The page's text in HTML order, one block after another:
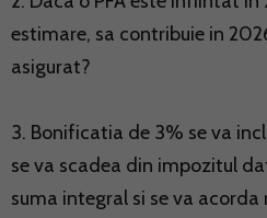
estimare, sa contribuie in
asigurat?
3. Bonificatia de 3% se va
se va scadea din impozitul
suma integral si se va acorda